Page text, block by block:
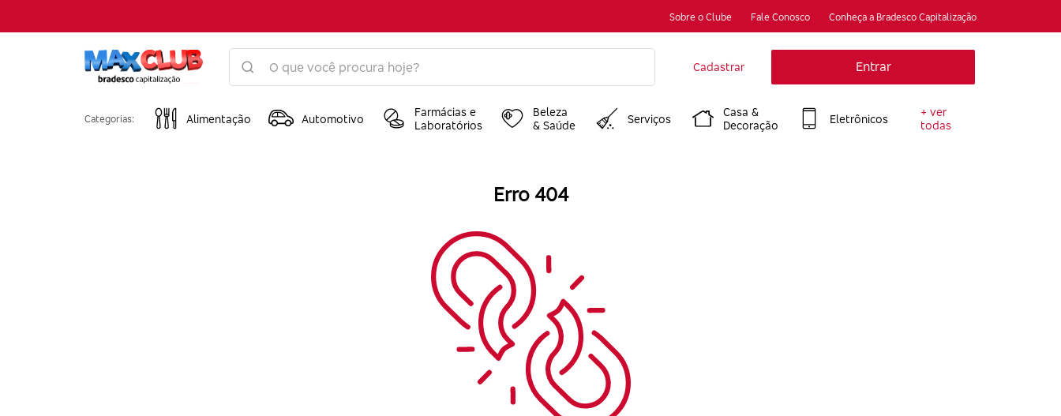
Sobre o Clube Fale Conosco Conheça a Bradesco Capitalização
Cadastrar Entrar
Categorias: Alimentação Automotivo
Farmácias e
Laboratórios
Beleza
& Saúde
Serviços
Casa &
Decoração
Eletrônicos
+ ver
todas
Erro 404